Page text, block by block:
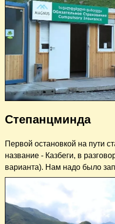
Степанцминда
Первой остановкой на пути
название - Казбеги, в
варианта). Нам надо было